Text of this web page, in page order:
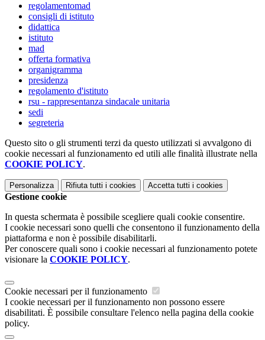
regolamentomad
consigli di istituto
didattica
istituto
mad
offerta formativa
organigramma
presidenza
regolamento d'istituto
rsu - rappresentanza sindacale unitaria
sedi
segreteria
Questo sito o gli strumenti terzi da questo utilizzati si avvalgono di
cookie necessari al funzionamento ed utili alle finalità illustrate nella
COOKIE POLICY.
Personalizza Rifiuta tutti i cookies Accetta tutti i cookies
Gestione cookie
In questa schermata è possibile scegliere quali cookie consentire.
I cookie necessari sono quelli che consentono il funzionamento della
piattaforma e non è possibile disabilitarli.
Per conoscere quali sono i cookie necessari al funzionamento potete
visionare la COOKIE POLICY.
Cookie necessari per il funzionamento
I cookie necessari per il funzionamento non possono essere
disabilitati. È possibile consultare l'elenco nella pagina della cookie
policy.